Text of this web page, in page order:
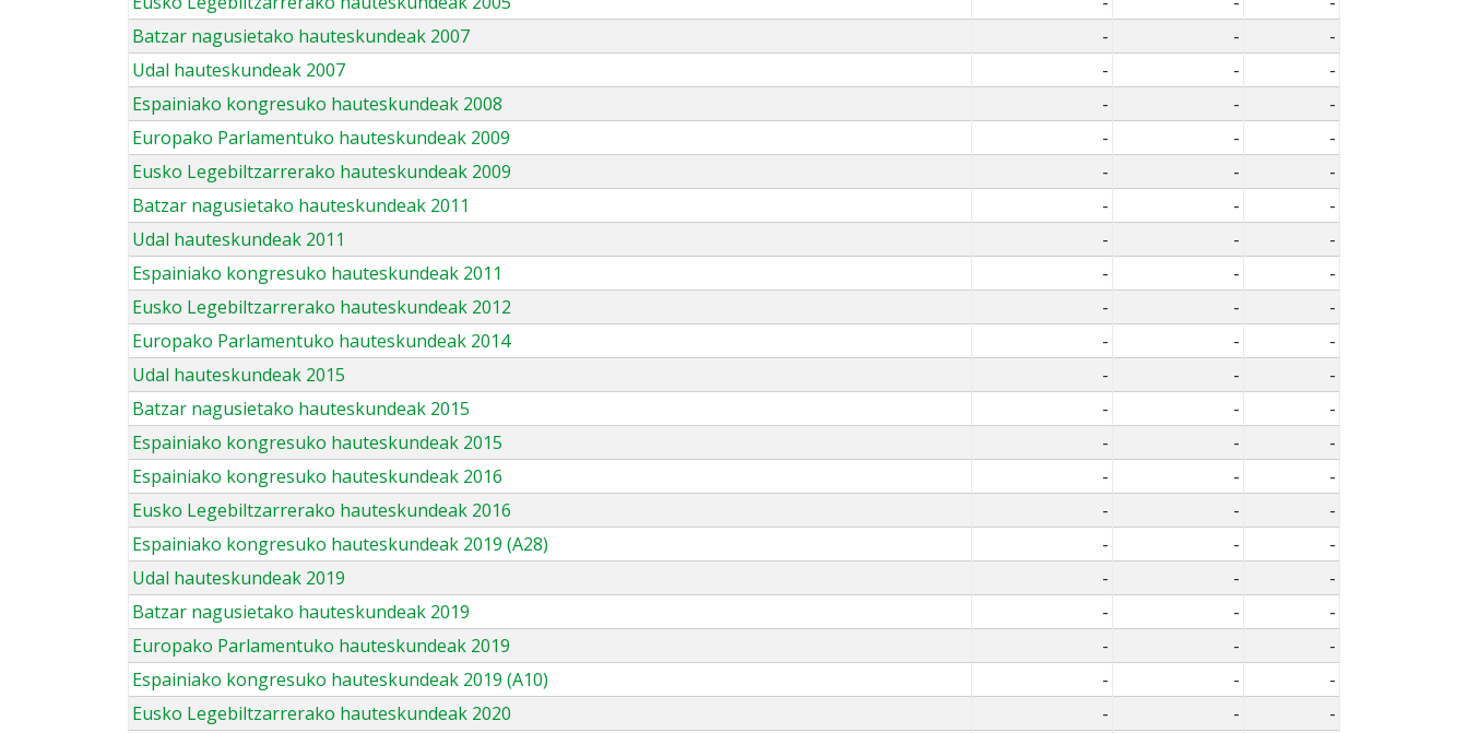
Batzar nagusietako hauteskundeak 2007
- -
-
Udal hauteskundeak 2007
- -
-
Espainiako kongresuko hauteskundeak 2008
- -
-
Europako Parlamentuko hauteskundeak 2009
- -
-
Eusko Legebiltzarrerako hauteskundeak 2009
- -
-
Batzar nagusietako hauteskundeak 2011
- -
-
Udal hauteskundeak 2011
- -
-
Espainiako kongresuko hauteskundeak 2011
- -
-
Eusko Legebiltzarrerako hauteskundeak 2012
- -
-
Europako Parlamentuko hauteskundeak 2014
- -
-
Udal hauteskundeak 2015
- -
-
Batzar nagusietako hauteskundeak 2015
- -
-
Espainiako kongresuko hauteskundeak 2015
- -
-
Espainiako kongresuko hauteskundeak 2016
- -
-
Eusko Legebiltzarrerako hauteskundeak 2016
- -
-
Espainiako kongresuko hauteskundeak 2019 (A28)
- -
-
Udal hauteskundeak 2019
- -
-
Batzar nagusietako hauteskundeak 2019
- -
-
Europako Parlamentuko hauteskundeak 2019
- -
-
Espainiako kongresuko hauteskundeak 2019 (A10)
- -
-
Eusko Legebiltzarrerako hauteskundeak 2020
- -
-